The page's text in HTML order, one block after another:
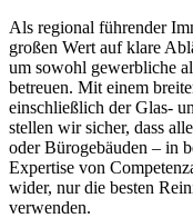
Als regional führender
großen Wert auf klare
um sowohl gewerbliche
betreuen. Mit einem
einschließlich der Glas-
stellen wir sicher, dass
oder Bürogebäuden – in
Expertise von
wider, nur die besten
verwenden.